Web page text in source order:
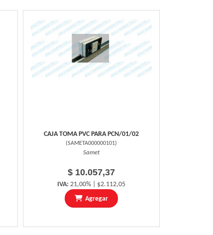
CAJA TOMA PVC PARA PCN/01/02
(SAMETA000000101)
Samet
$ 10.057,37
IVA: 21,00% | $2.112,05
Agregar